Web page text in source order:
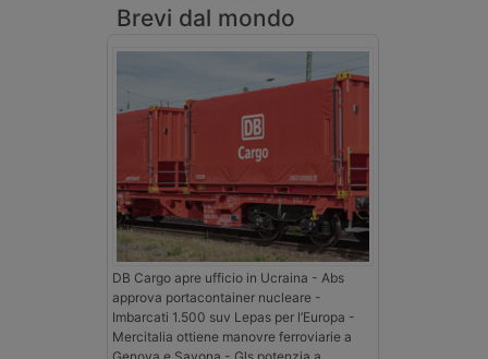
Brevi dal mondo
DB Cargo apre ufficio in Ucraina - Abs
approva portacontainer nucleare -
Imbarcati 1.500 suv Lepas per l’Europa -
Mercitalia ottiene manovre ferroviarie a